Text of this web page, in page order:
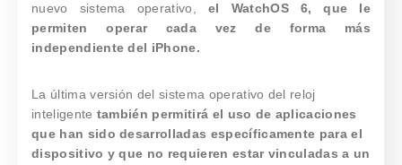
nuevo sistema operativo, el WatchOS 6, que le
permiten operar cada vez de forma más
independiente del iPhone.
La última versión del sistema operativo del reloj
inteligente también permitirá el uso de aplicaciones
que han sido desarrolladas específicamente para el
dispositivo y que no requieren estar vinculadas a un